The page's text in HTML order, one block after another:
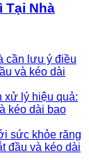
Tại Nhà
cần lưu ý điều
và kéo dài
xử lý hiệu quả:
kéo dài bao
sức khỏe răng
đầu và kéo dài